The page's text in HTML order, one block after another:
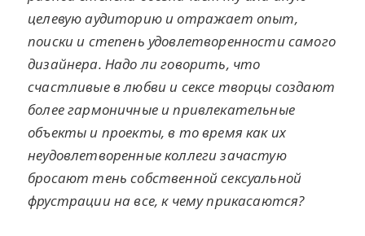
целевую аудиторию и отражает опыт,
поиски и степень удовлетворенности самого
дизайнера. Надо ли говорить, что
счастливые в любви и сексе творцы создают
более гармоничные и привлекательные
объекты и проекты, в то время как их
неудовлетворенные коллеги зачастую
бросают тень собственной сексуальной
фрустрации на все, к чему прикасаются?